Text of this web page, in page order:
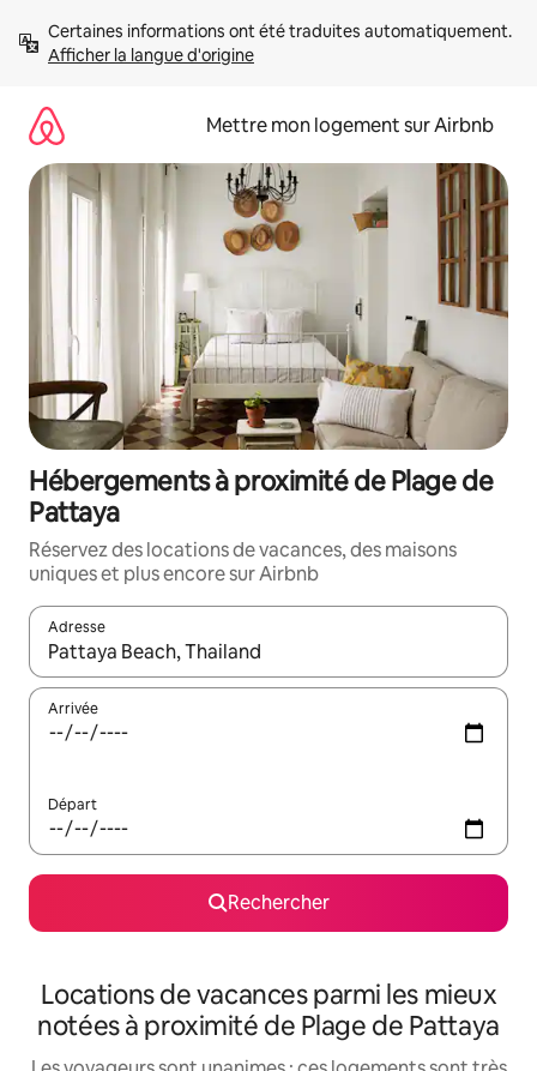
directement
Afficher la langue d'origine
Mettre mon logement sur Airbnb
Hébergements à proximité de Plage de
Pattaya
Réservez des locations de vacances, des maisons
uniques et plus encore sur Airbnb
Adresse
Lorsque les résultats s'affichent, utilisez les flèches vers le
Arrivée
Départ
Rechercher
Locations de vacances parmi les mieux
notées à proximité de Plage de Pattaya